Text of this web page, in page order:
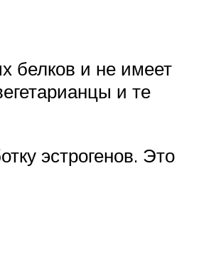
белков и не имеет
и те
эстрогенов. Это